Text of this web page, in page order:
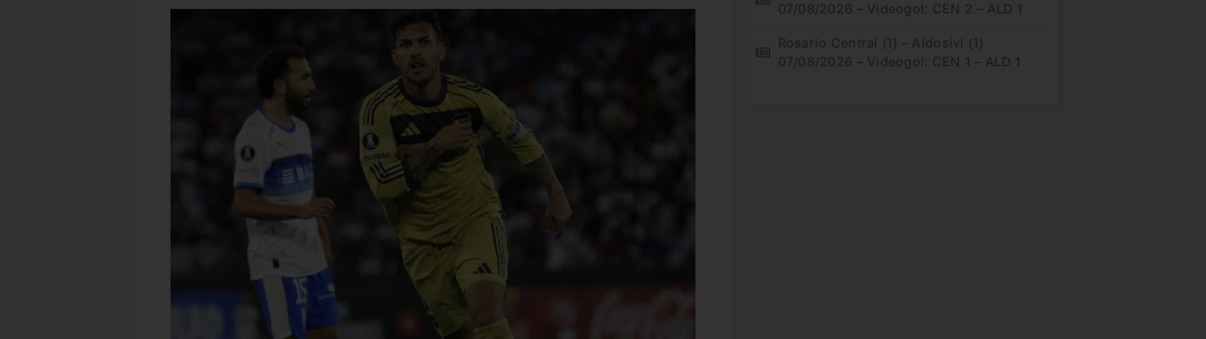
07/08/2026 – Videogol: CEN 2 – ALD 1
Rosario Central (1) – Aldosivi (1)
07/08/2026 – Videogol: CEN 1 – ALD 1